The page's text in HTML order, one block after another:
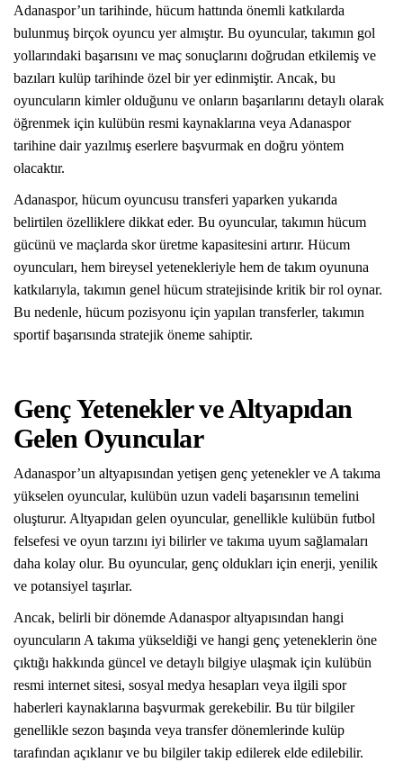
Adanaspor’un tarihinde, hücum hattında önemli katkılarda
bulunmuş birçok oyuncu yer almıştır. Bu oyuncular, takımın gol
yollarındaki başarısını ve maç sonuçlarını doğrudan etkilemiş ve
bazıları kulüp tarihinde özel bir yer edinmiştir. Ancak, bu
oyuncuların kimler olduğunu ve onların başarılarını detaylı olarak
öğrenmek için kulübün resmi kaynaklarına veya Adanaspor
tarihine dair yazılmış eserlere başvurmak en doğru yöntem
olacaktır.
Adanaspor, hücum oyuncusu transferi yaparken yukarıda
belirtilen özelliklere dikkat eder. Bu oyuncular, takımın hücum
gücünü ve maçlarda skor üretme kapasitesini artırır. Hücum
oyuncuları, hem bireysel yetenekleriyle hem de takım oyununa
katkılarıyla, takımın genel hücum stratejisinde kritik bir rol oynar.
Bu nedenle, hücum pozisyonu için yapılan transferler, takımın
sportif başarısında stratejik öneme sahiptir.
Genç Yetenekler ve Altyapıdan
Gelen Oyuncular
Adanaspor’un altyapısından yetişen genç yetenekler ve A takıma
yükselen oyuncular, kulübün uzun vadeli başarısının temelini
oluşturur. Altyapıdan gelen oyuncular, genellikle kulübün futbol
felsefesi ve oyun tarzını iyi bilirler ve takıma uyum sağlamaları
daha kolay olur. Bu oyuncular, genç oldukları için enerji, yenilik
ve potansiyel taşırlar.
Ancak, belirli bir dönemde Adanaspor altyapısından hangi
oyuncuların A takıma yükseldiği ve hangi genç yeteneklerin öne
çıktığı hakkında güncel ve detaylı bilgiye ulaşmak için kulübün
resmi internet sitesi, sosyal medya hesapları veya ilgili spor
haberleri kaynaklarına başvurmak gerekebilir. Bu tür bilgiler
genellikle sezon başında veya transfer dönemlerinde kulüp
tarafından açıklanır ve bu bilgiler takip edilerek elde edilebilir.